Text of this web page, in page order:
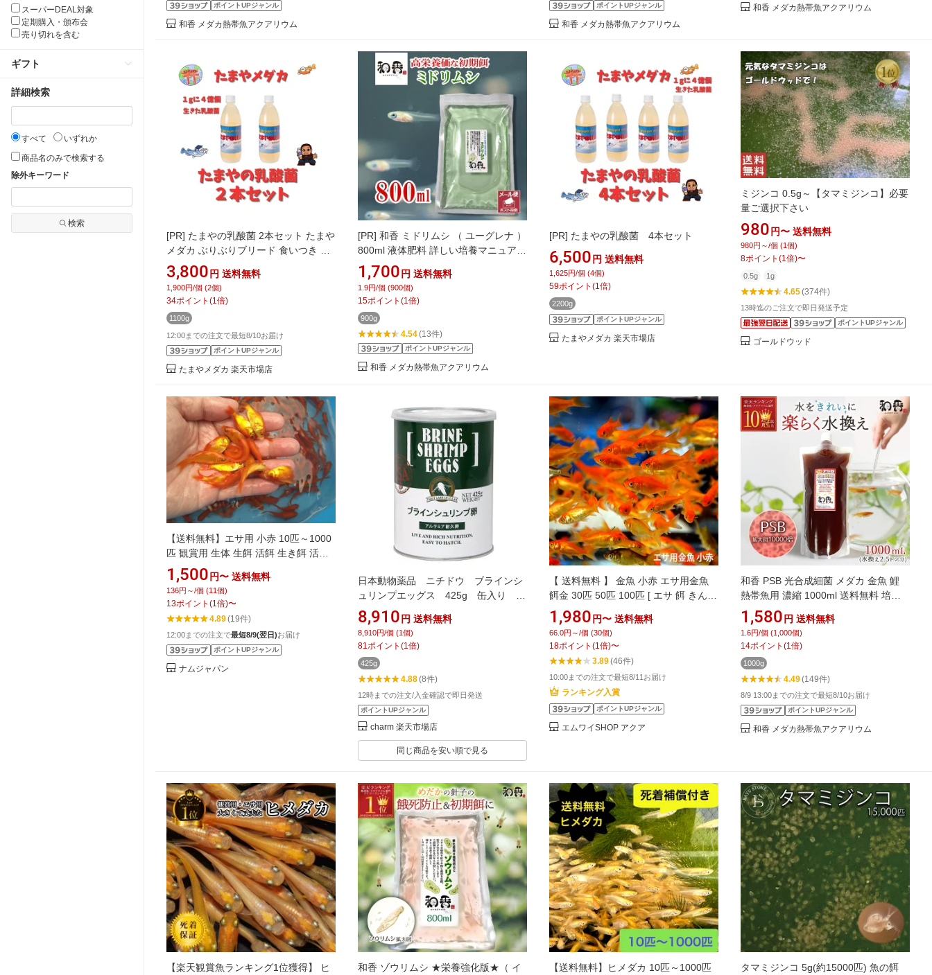
スーパーDEAL対象
定期購入・頒布会
売り切れを含む
ギフト
詳細検索
すべて
いずれか
商品名のみで検索する
除外キーワード
検索
ポイントUPジャンル
和香 メダカ熱帯魚アクアリウム
ポイントUPジャンル
和香 メダカ熱帯魚アクアリウム
和香 メダカ熱帯魚アクアリウム
[PR] たまやの乳酸菌 2本セット たまや
メダカ ぶりぶりブリード 食いつき メ
ダカの餌 めだか販売 卵 送料無料 水草
めだか産卵床 稚魚 産卵 高たんぱく
3,800円 送料無料
1,900円/個 (2個)
34ポイント (1 倍)
1100g
12:00までの注文で最短8/10お届け
ポイントUPジャンル
たまやメダカ 楽天市場店
[PR] 和香 ミドリムシ （ ユーグレナ ）
800ml 液体肥料 詳しい培養マニュアル
付 めだか メダカ 金魚 稚魚針子 栄養高
い 生餌 えさ 餌 めだか餌 グリーンウォ
ーター 青水 化に効果的。 PSB
1,700円 送料無料
1.9円/個 (900個)
15ポイント (1 倍)
900g
4.54(13件)
ポイントUPジャンル
和香 メダカ熱帯魚アクアリウム
[PR] たまやの乳酸菌 4本セット
6,500円 送料無料
1,625円/個 (4個)
59ポイント (1 倍)
2200g
ポイントUPジャンル
たまやメダカ 楽天市場店
ミジンコ 0.5g～【タマミジンコ】必要
量ご選択下さい
980 円〜 送料無料
980円～/個 (1個)
8ポイント (1倍)〜
0.5g 1g
4.65(374件)
13時迄のご注文で即日発送予定
ポイントUPジャンル
ゴールドウッド
【送料無料】エサ用 小赤 10匹～1000
匹 観賞用 生体 生餌 活餌 生き餌 活き
餌 アロワナ 金魚 小赤 別下 ひめだか
ヒメダカ 川魚 川魚ミックス 大型魚 肉
食魚 ナムジャパン
1,500 円〜 送料無料
136円～/個 (11個)
13ポイント (1倍)〜
4.89(19件)
12:00までの注文で最短8/9(翌日)お届け
ポイントUPジャンル
ナムジャパン
日本動物薬品 ニチドウ ブラインシ
ュリンプエッグス 425g 缶入り ソ
ルトレイク産 卵 関東当日便
8,910円 送料無料
8,910円/個 (1個)
81 ポイント (1 倍)
425g
4.88(8件)
12時までの注文/入金確認で即日発送
ポイントUPジャンル
charm 楽天市場店
同じ商品を安い順で見る
【 送料無料 】 金魚 小赤 エサ用金魚
餌金 30匹 50匹 100匹 [ エサ 餌 きんぎ
ょ キンギョ 生体 ]
1,980円〜 送料無料
66.0円～/個 (30個)
18ポイント (1 倍)〜
3.89(46件)
10:00までの注文で最短8/11お届け
ランキング入賞
ポイントUPジャンル
エムワイSHOP アクア
和香 PSB 光合成細菌 メダカ 金魚 鯉
熱帯魚用 濃縮 1000ml 送料無料 培養
培基 針子 稚魚 餌 生き餌 農業 園芸 畑
水質浄化 水槽 掃除 水替え アクアリウ
ム 水草 シュリンプ ミジンコ ゾウリム
シ 亀 ベタ アンモニア
1,580円 送料無料
1.6円/個 (1,000個)
14ポイント (1 倍)
1000g
4.49(149件)
8/9 13:00までの注文で最短8/10お届け
ポイントUPジャンル
和香 メダカ熱帯魚アクアリウム
【楽天観賞魚ランキング1位獲得】 ヒ
和香 ゾウリムシ ★栄養強化版★（ イ
【送料無料】ヒメダカ 10匹～1000匹
タマミジンコ 5g(約15000匹) 魚の餌